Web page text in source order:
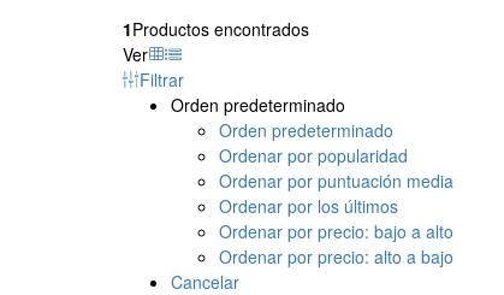
1Productos encontrados
Ver
Filtrar
Orden predeterminado
Orden predeterminado
Ordenar por popularidad
Ordenar por puntuación media
Ordenar por los últimos
Ordenar por precio: bajo a alto
Ordenar por precio: alto a bajo
Cancelar